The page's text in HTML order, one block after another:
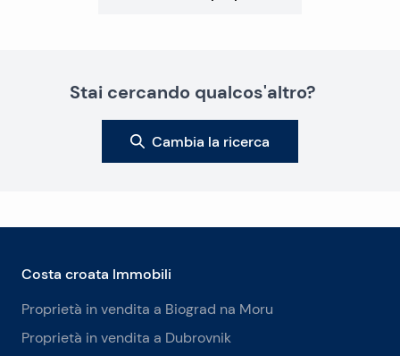
Stai cercando qualcos'altro?
Cambia la ricerca
Costa croata Immobili
Proprietà in vendita a Biograd na Moru
Proprietà in vendita a Dubrovnik